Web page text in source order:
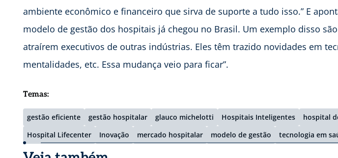
ambiente econômico e financeiro que sirva de suporte a tudo isso.” E
modelo de gestão dos hospitais já chegou no Brasil. Um exemplo disso
atraírem executivos de outras indústrias. Eles têm trazido novidades em
mentalidades, etc. Essa mudança veio para ficar”.
Temas:
gestão eficiente gestão hospitalar glauco michelotti Hospitais Inteligentes
hospital
Hospital Lifecenter
Inovação mercado hospitalar modelo de gestão tecnologia em